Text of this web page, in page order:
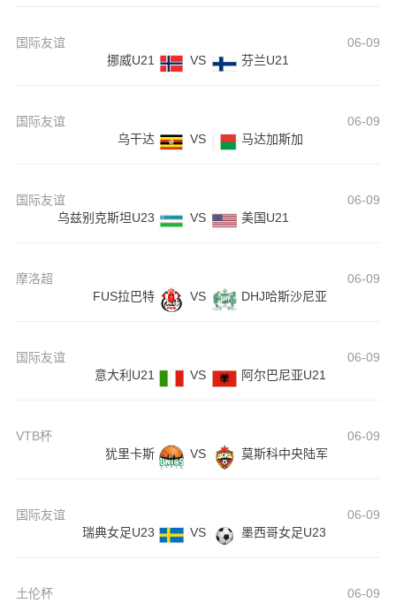
国际友谊
06-09
挪威U21
VS 芬兰U21
国际友谊
06-09
乌干达
VS 马达加斯加
国际友谊
06-09
乌兹别克斯坦U23
VS 美国U21
摩洛超
06-09
FUS拉巴特
VS DHJ哈斯沙尼亚
国际友谊
06-09
意大利U21
VS 阿尔巴尼亚U21
VTB杯
06-09
犹里卡斯
VS 莫斯科中央陆军
国际友谊
06-09
瑞典女足U23
VS 墨西哥女足U23
土伦杯 06-09